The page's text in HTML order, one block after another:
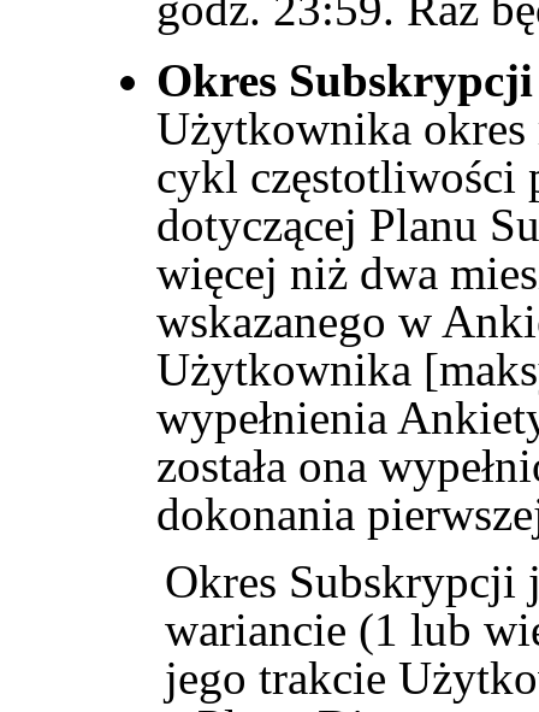
Okres Subskrypcji
Użytkownika
cykl częstotliwości
dotyczącej Planu
więcej niż dwa
wskazanego w
Użytkownika
wypełnienia
została ona
dokonania
Okres Subskrypcji
wariancie (1 lub
jego trakcie